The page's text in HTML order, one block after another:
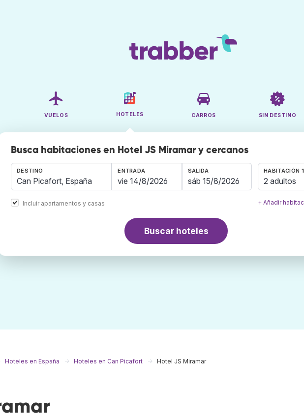
VUELOS HOTELES CARROS SIN DESTINO
Busca habitaciones en Hotel JS Miramar y cercanos
DESTINO
Incluir apartamentos y casas
ENTRADA SALIDA HABITACIÓN 1
2 adultos
+ Añadir
Buscar hoteles
Hoteles en España Hoteles en Can Picafort Hotel JS Miramar